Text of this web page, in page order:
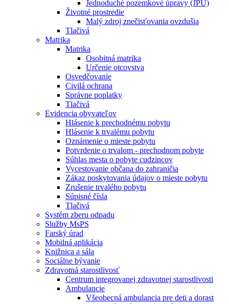
Jednoduché pozemkové úpravy (JPÚ)
Životné prostredie
Malý zdroj znečisťovania ovzdušia
Tlačivá
Matrika
Matrika
Osobitná matrika
Určenie otcovstva
Osvedčovanie
Civilá ochrana
Správne poplatky
Tlačivá
Evidencia obyvateľov
Hlásenie k prechodnému pobytu
Hlásenie k trvalému pobytu
Oznámenie o mieste pobytu
Potvrdenie o trvalom - prechodnom pobyte
Súhlas mesta o pobyte cudzincov
Vycestovanie občana do zahraničia
Zákaz poskytovania údajov o mieste pobytu
Zrušenie trvalého pobytu
Súpisné čísla
Tlačivá
Systém zberu odpadu
Služby MsPS
Farský úrad
Mobilná aplikácia
Knižnica a sála
Sociálne bývanie
Zdravotná starostlivosť
Centrum integrovanej zdravotnej starostlivosti
Ambulancie
Všeobecná ambulancia pre deti a dorast